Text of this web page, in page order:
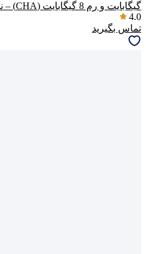
گیگابایت و رم 8 گیگابایت (CHA) – نات اکتیو
4.0
تماس بگیرید